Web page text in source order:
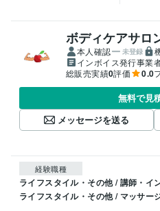
ボディケアサロ
本人確認 未登録
インボイス発行事業
総販売実績0評価 0.0
無料で見
メッセージを送る
経験職種
ライフスタイル・その他 / 講師・イ
ライフスタイル・その他 / マッサー